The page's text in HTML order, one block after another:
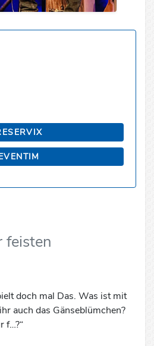
feisten
doch mal Das. Was ist mit
auch das Gänseblümchen?
f…?“